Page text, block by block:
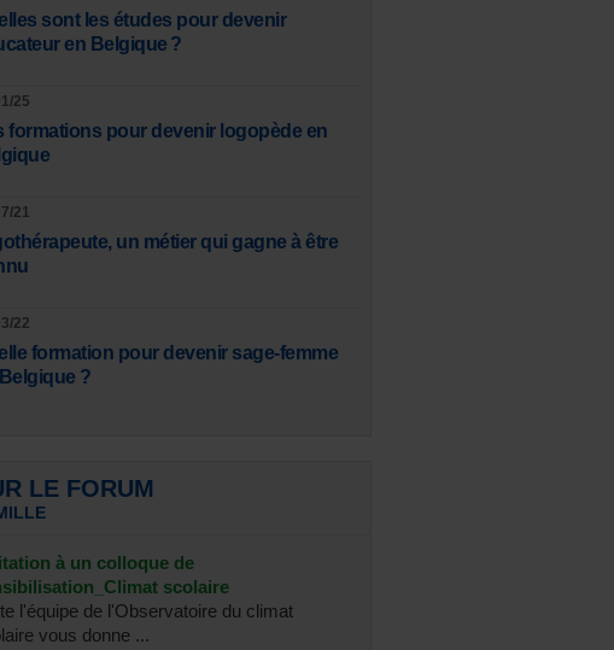
sont les études pour devenir
en Belgique ?
25
formations pour devenir logopède en
21
un métier qui gagne à être
22
formation pour devenir sage-femme
?
LE FORUM
à un colloque de
scolaire
l'équipe de l'Observatoire du climat
vous donne ...